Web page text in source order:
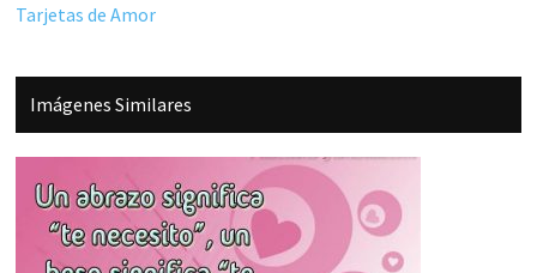
Tarjetas de Amor
Imágenes Similares